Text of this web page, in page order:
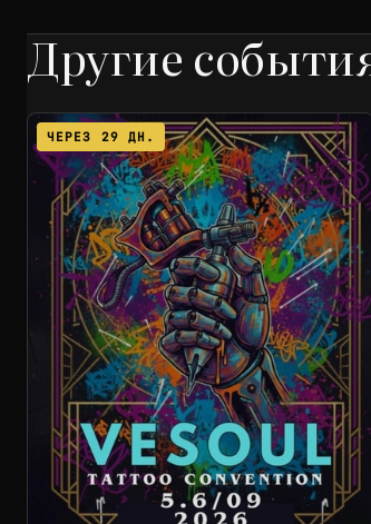
Другие
ЧЕРЕЗ 29 ДН.